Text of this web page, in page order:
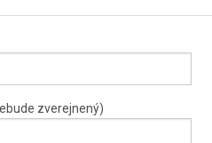
zverejnený)